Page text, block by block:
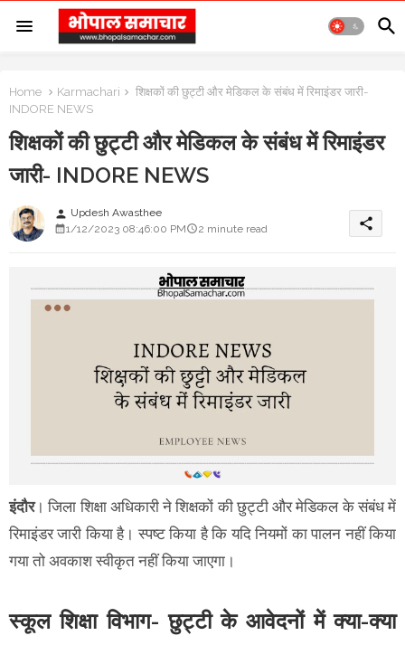
Home Karmachari
शिक्षकों की छुट्टी और मेडिकल के संबंध में रिमाइंडर जारी-
INDORE NEWS
शिक्षकों की छुट्टी और मेडिकल के संबंध में रिमाइंडर
जारी- INDORE NEWS
person Updesh Awasthee
1/12/2023 08:46:00 PM
2 minute read share
इंदौर। जिला शिक्षा अधिकारी ने शिक्षकों की छुट्टी और मेडिकल के संबंध में
रिमाइंडर जारी किया है। स्पष्ट किया है कि यदि नियमों का पालन नहीं किया
गया तो अवकाश स्वीकृत नहीं किया जाएगा।
स्कूल शिक्षा विभाग- छुट्टी के आवेदनों में क्या-क्या